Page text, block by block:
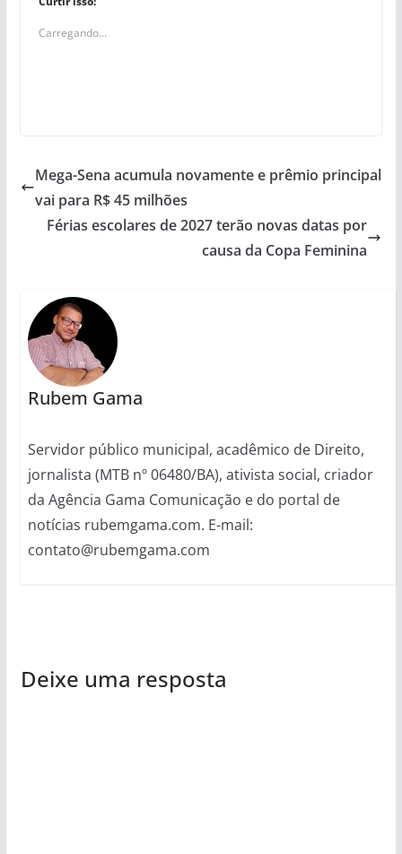
Carregando...
Mega-Sena acumula novamente e prêmio principal
vai para R$ 45 milhões
Férias escolares de 2027 terão novas datas por
causa da Copa Feminina
Rubem Gama
Servidor público municipal, acadêmico de Direito,
jornalista (MTB nº 06480/BA), ativista social, criador
da Agência Gama Comunicação e do portal de
notícias rubemgama.com. E-mail:
contato@rubemgama.com
Deixe uma resposta